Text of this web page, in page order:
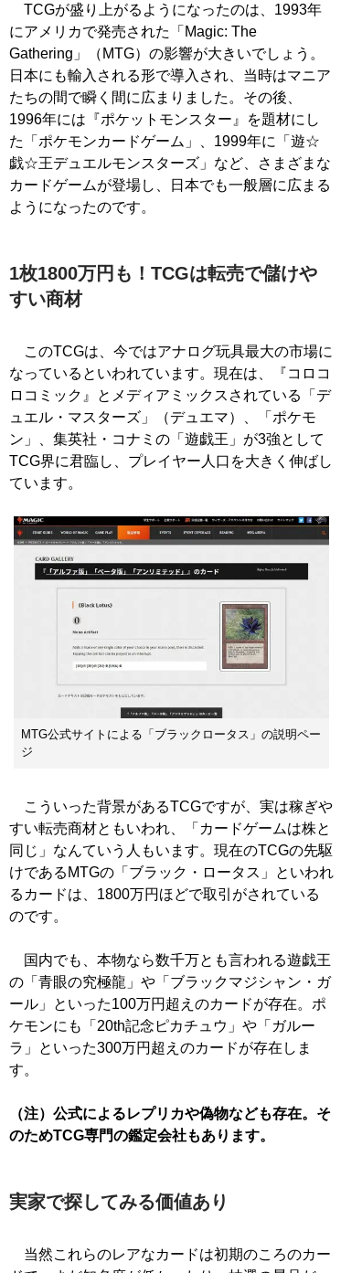
TCGが盛り上がるようになったのは、1993年
にアメリカで発売された「Magic: The
Gathering」（MTG）の影響が大きいでしょう。
日本にも輸入される形で導入され、当時はマニア
たちの間で瞬く間に広まりました。その後、
1996年には『ポケットモンスター』を題材にし
た「ポケモンカードゲーム」、1999年に「遊☆
戯☆王デュエルモンスターズ」など、さまざまな
カードゲームが登場し、日本でも一般層に広まる
ようになったのです。
1枚1800万円も！TCGは転売で儲けや
すい商材
このTCGは、今ではアナログ玩具最大の市場に
なっているといわれています。現在は、『コロコ
ロコミック』とメディアミックスされている「デ
ュエル・マスターズ」（デュエマ）、「ポケモ
ン」、集英社・コナミの「遊戯王」が3強として
TCG界に君臨し、プレイヤー人口を大きく伸ばし
ています。
MTG公式サイトによる「ブラックロータス」の説明ペー
ジ
こういった背景があるTCGですが、実は稼ぎや
すい転売商材ともいわれ、「カードゲームは株と
同じ」なんていう人もいます。現在のTCGの先駆
けであるMTGの「ブラック・ロータス」といわれ
るカードは、1800万円ほどで取引がされている
のです。
国内でも、本物なら数千万とも言われる遊戯王
の「青眼の究極龍」や「ブラックマジシャン・ガ
ール」といった100万円超えのカードが存在。ポ
ケモンにも「20th記念ピカチュウ」や「ガルー
ラ」といった300万円超えのカードが存在しま
す。
（注）公式によるレプリカや偽物なども存在。そ
のためTCG専門の鑑定会社もあります。
実家で探してみる価値あり
当然これらのレアなカードは初期のころのカー